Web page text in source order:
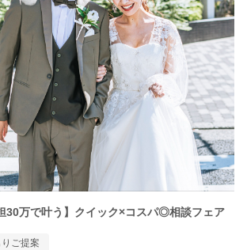
30万で叶う】クイック×コスパ◎相談フェア
ご提案